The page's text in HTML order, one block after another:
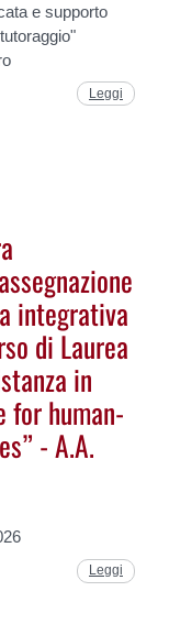
e supporto
Leggi
integrativa
di Laurea
in
for human-
- A.A.
Leggi